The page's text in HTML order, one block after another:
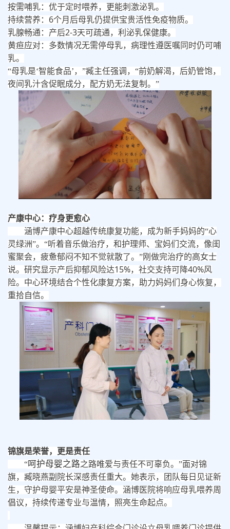
按需哺乳：优于定时喂养，更能刺激泌乳。
持续营养： 6个月后母乳仍提供宝贵活性免疫物质。
乳腺畅通：产后2-3天可疏通，利泌乳保健康。
黄疸应对：多数情况无需停母乳，病理性遵医嘱同时仍可哺
乳。
“母乳是‘智能食品’，”臧主任强调，“前奶解渴，后奶管饱，
夜间乳汁含促眠成分，配方奶无法复制。”
产康中心：疗身更愈心
涵博产康中心超越传统康复功能，成为新手妈妈的“心
灵绿洲”。“听着音乐做治疗，和护理师、宝妈们交流，像闺
蜜聚会，疲惫郁闷不知不觉就散了。”刚做完治疗的高女士
说。研究显示产后抑郁风险达15%，社交支持可降40%风
险。中心环境结合个性化康复方案，助力妈妈们身心恢复，
重拾自信。
锦旗是荣誉，更是责任
“呵护母婴之路之路唯爱与责任不可辜负。 ”面对锦
旗，臧晓燕副院长深感责任重大。她表示，团队每日见证新
生，守护母婴平安是神圣使命。涵博医院将响应母乳喂养周
倡议，持续传递专业与温情，照亮生命起点。